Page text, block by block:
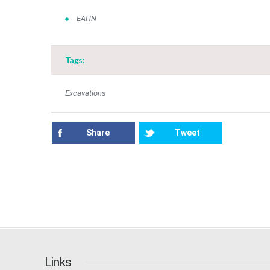
ΕΑΠΝ
Tags:
Excavations
Share Tweet
Links